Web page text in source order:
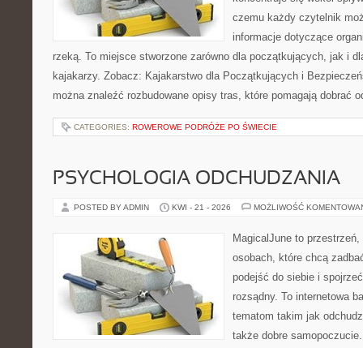
czemu każdy czytelnik
informacje dotyczące
rzeką. To miejsce stworzone zarówno dla początkujących, jak i
kajakarzy. Zobacz: Kajakarstwo dla Początkujących i
można znaleźć rozbudowane opisy tras, które pomagają dobrać
CATEGORIES: ROWEROWE PODRÓŻE PO ŚWIECIE
PSYCHOLOGIA ODCHUDZANIA
POSTED BY ADMIN KWI - 21 - 2026 MOŻLIWOŚĆ
MagicalJune to
osobach, które chcą
podejść do siebie i
rozsądny. To internetowa
tematom takim jak
także dobre